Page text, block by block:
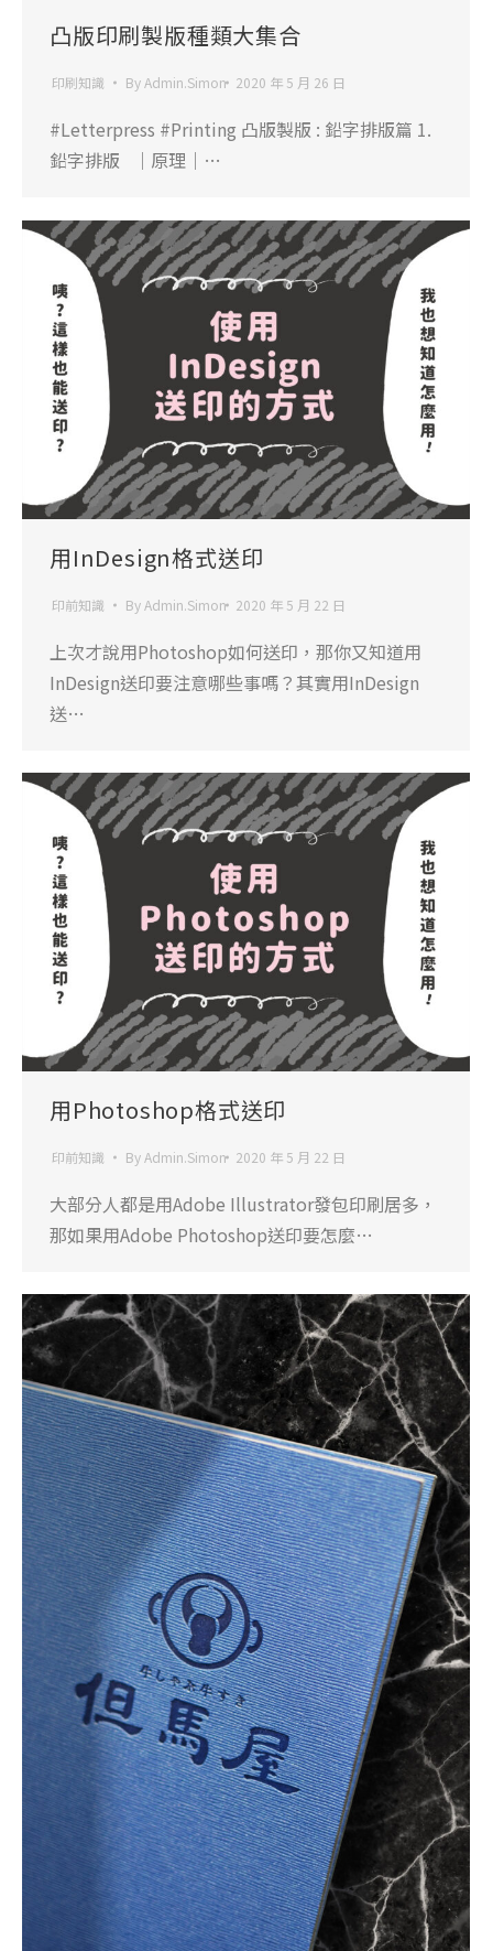
凸版印刷製版種類大集合
印刷知識 ByAdmin.Simon 2020 年 5 月 26 日
#Letterpress #Printing 凸版製版 : 鉛字排版篇 1.
鉛字排版 ｜原理｜…
用InDesign格式送印
印前知識 ByAdmin.Simon 2020 年 5 月 22 日
上次才說用Photoshop如何送印，那你又知道用
InDesign送印要注意哪些事嗎？其實用InDesign
送…
用Photoshop格式送印
印前知識 ByAdmin.Simon 2020 年 5 月 22 日
大部分人都是用Adobe Illustrator發包印刷居多，
那如果用Adobe Photoshop送印要怎麼…